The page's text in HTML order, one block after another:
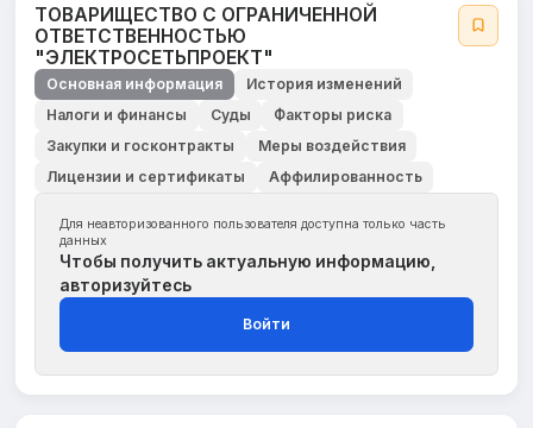
ТОВАРИЩЕСТВО С ОГРАНИЧЕННОЙ
ОТВЕТСТВЕННОСТЬЮ
"ЭЛЕКТРОСЕТЬПРОЕКТ"
Основная информация
История изменений
Налоги и финансы
Суды
Факторы риска
Закупки и госконтракты
Меры воздействия
Лицензии и сертификаты
Аффилированность
Для неавторизованного пользователя доступна только часть
данных
Чтобы получить актуальную информацию,
авторизуйтесь
Войти